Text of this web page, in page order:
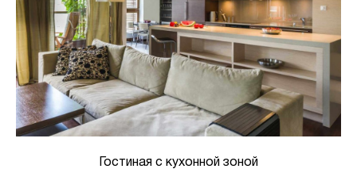
Гостиная с кухонной зоной